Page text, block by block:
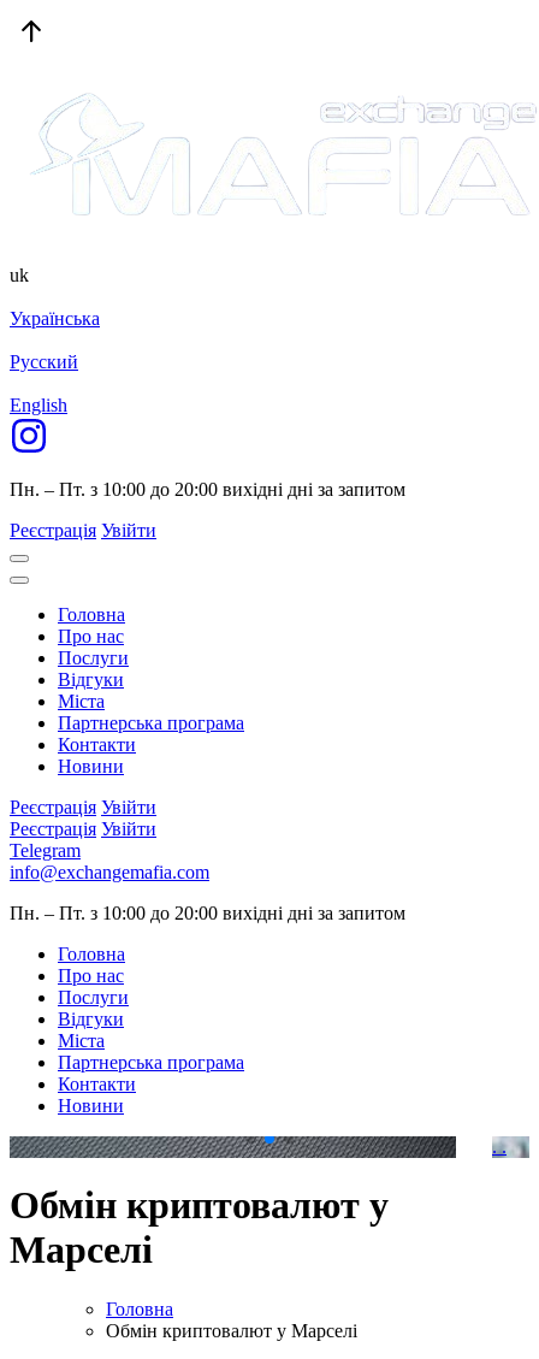
uk
Українська
Русский
English
Пн. – Пт. з 10:00 до 20:00 вихідні дні за запитом
Реєстрація Увійти
Головна
Про нас
Послуги
Відгуки
Міста
Партнерська програма
Контакти
Новини
Реєстрація Увійти
Реєстрація Увійти
Telegram
info@exchangemafia.com
Пн. – Пт. з 10:00 до 20:00 вихідні дні за запитом
Головна
Про нас
Послуги
Відгуки
Міста
Партнерська програма
Контакти
Новини
. .
Обмін криптовалют у
Марселі
Головна
Обмін криптовалют у Марселі